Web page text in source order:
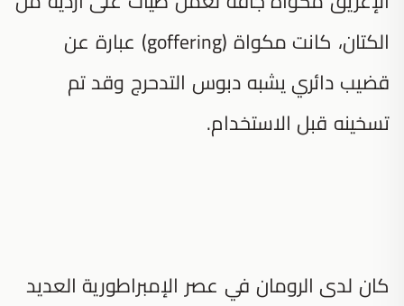
الكتان، كانت مكواة (goffering) عبارة عن
قضيب دائري يشبه دبوس التدحرج وقد تم
تسخينه قبل الاستخدام.
كان لدى الرومان في عصر الإمبراطورية العديد